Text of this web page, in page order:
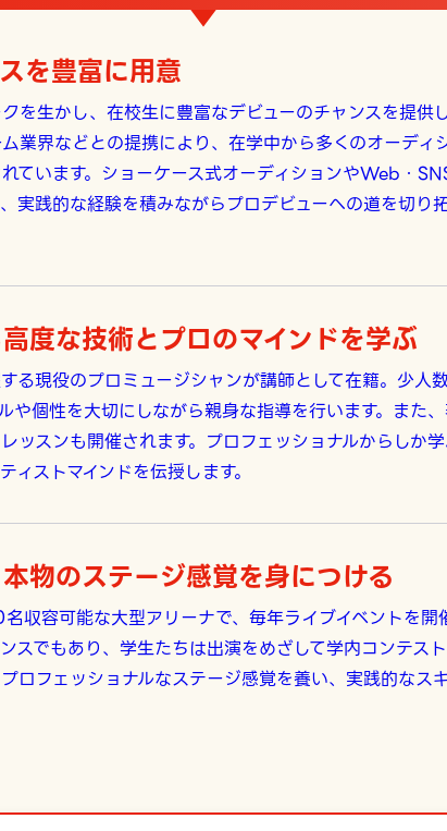
を豊富に用意
を生かし、在校生に豊富なデビューのチャンスを提供
業界などとの提携により、在学中から多くのオーディ
ています。ショーケース式オーディションやWeb・
実践的な経験を積みながらプロデビューへの道を切り
度な技術とプロのマインドを学ぶ
る現役のプロミュージシャンが講師として在籍。少人
や個性を大切にしながら親身な指導を行います。また
ッスンも開催されます。プロフェッショナルからしか
ィストマインドを伝授します。
物のステージ感覚を身につける
収容可能な大型アリーナで、毎年ライブイベントを開
スでもあり、学生たちは出演をめざして学内コンテス
ロフェッショナルなステージ感覚を養い、実践的なス